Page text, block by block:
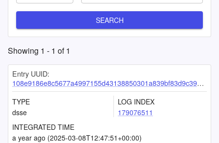
SEARCH
Showing 1 - 1 of1
Entry UUID:
108e9186e8c5677a4997155d43138850301a839bf83d9c39008bb45466497754eaa237025df849ca
TYPE
dsse
LOG INDEX
179076511
INTEGRATED TIME
a year ago (2025-03-08T12:47:51+00:00)